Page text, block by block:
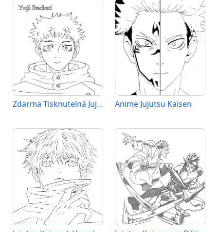
Zdarma Tisknutelná Jujutsu Kaisen Anime Jujutsu Kaisen